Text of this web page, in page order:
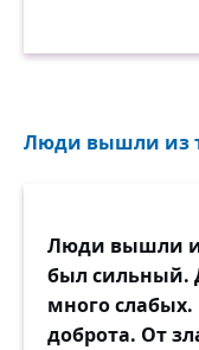
Люди вышли из
Люди вышли
был сильный.
много
доброта. От